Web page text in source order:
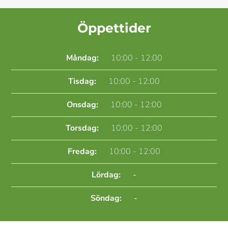
Öppettider
Måndag: 10:00 - 12:00
Tisdag: 10:00 - 12:00
Onsdag: 10:00 - 12:00
Torsdag: 10:00 - 12:00
Fredag: 10:00 - 12:00
Lördag: -
Söndag: -